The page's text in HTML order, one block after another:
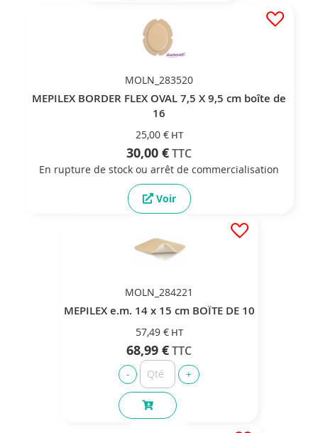
MOLN_283520
MEPILEX BORDER FLEX OVAL 7,5 X 9,5 cm boîte de
16
25,00 €
30,00 €
En rupture de stock ou arrêt de commercialisation
Voir
MOLN_284221
MEPILEX e.m. 14 x 15 cm BOÏTE DE 10
57,49 €
68,99 €